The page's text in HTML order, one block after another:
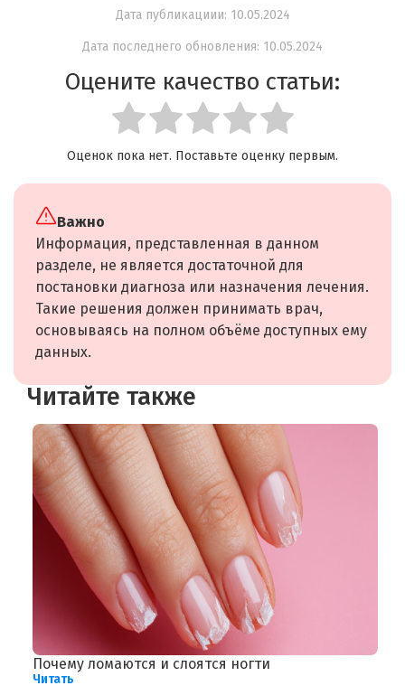
Дата публикациии: 10.05.2024
Дата последнего обновления: 10.05.2024
Оцените качество статьи:
Оценок пока нет. Поставьте оценку первым.
Важно
Информация, представленная в данном
разделе, не является достаточной для
постановки диагноза или назначения лечения.
Такие решения должен принимать врач,
основываясь на полном объёме доступных ему
данных.
Читайте также
Почему ломаются и слоятся ногти
Читать